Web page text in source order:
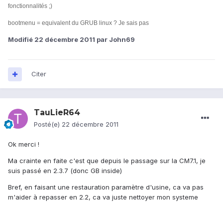
fonctionnalités ;)
bootmenu = equivalent du GRUB linux ? Je sais pas
Modifié 22 décembre 2011 par John69
Citer
TauLieR64
Posté(e) 22 décembre 2011
Ok merci !
Ma crainte en faite c'est que depuis le passage sur la CM7.1, je
suis passé en 2.3.7 (donc GB inside)
Bref, en faisant une restauration paramètre d'usine, ca va pas
m'aider à repasser en 2.2, ca va juste nettoyer mon systeme